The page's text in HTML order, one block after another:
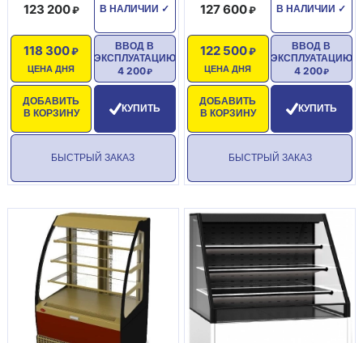
В НАЛИЧИИ ✓
123 200
ЦЕНА ДНЯ
118 300
ДОБАВИТЬ
В КОРЗИНУ
ВВОД В
ЭКСПЛУАТАЦИЮ
4 200
КУПИТЬ
БЫСТРЫЙ ЗАКАЗ
В НАЛИЧИИ ✓
127 600
ЦЕНА ДНЯ
122 500
ДОБАВИТЬ
В КОРЗИНУ
ВВОД В
ЭКСПЛУАТАЦИЮ
4 200
КУПИТЬ
БЫСТРЫЙ ЗАКАЗ